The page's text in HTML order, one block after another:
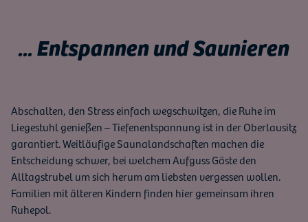
... Entspannen und Saunieren
Abschalten, den Stress einfach wegschwitzen, die Ruhe im
Liegestuhl genießen – Tiefenentspannung ist in der Oberlausitz
garantiert. Weitläufige Saunalandschaften machen die
Entscheidung schwer, bei welchem Aufguss Gäste den
Alltagstrubel um sich herum am liebsten vergessen wollen.
Familien mit älteren Kindern finden hier gemeinsam ihren
Ruhepol.